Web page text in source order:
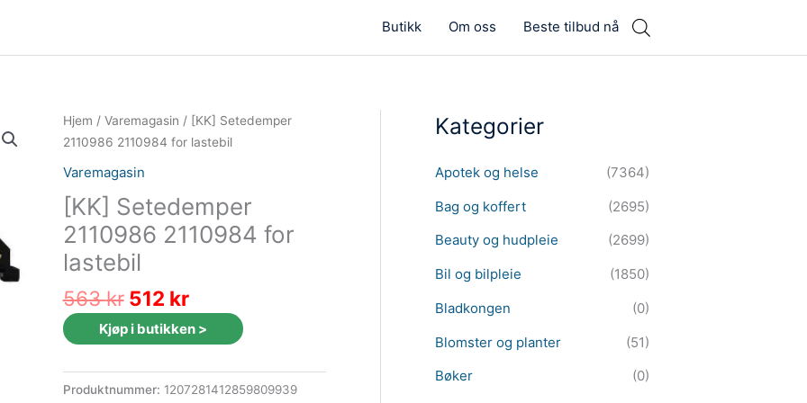
Butikk Om oss Beste tilbud nå
Hjem / Varemagasin / [KK] Setedemper
2110986 2110984 for lastebil
Varemagasin
[KK] Setedemper
2110986 2110984 for
lastebil
563kr Opprinnelig
pris
var:
512 krNåværende
pris
er:
Kjøp i butikken >
Produktnummer: 1207281412859809939
Kategorier
Apotek og helse
(7364)
Bag og koffert
(2695)
Beauty og hudpleie
(2699)
Bil og bilpleie
(1850)
Bladkongen
(0)
Blomster og planter
(51)
Bøker
(0)